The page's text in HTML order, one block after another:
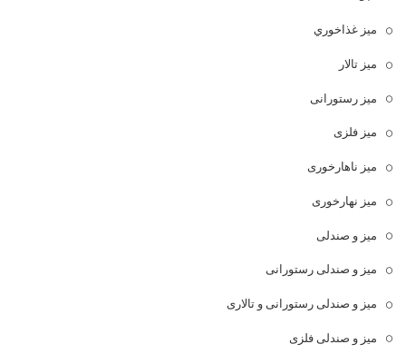
ميز غذاخوري
میز تالار
میز رستورانی
میز فلزی
میز ناهارخوری
میز نهارخوری
میز و صندلی
میز و صندلی رستورانی
میز و صندلی رستورانی و تالاری
میز و صندلی فلزی